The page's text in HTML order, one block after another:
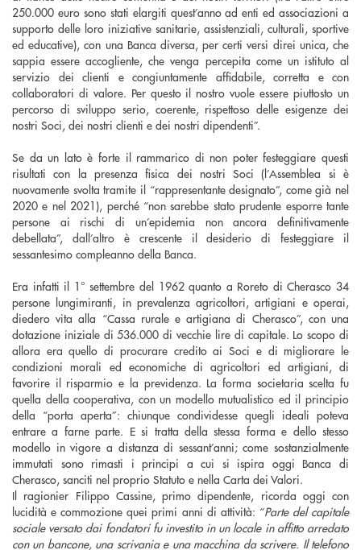
250.000 euro sono stati elargiti quest’anno ad enti ed associazioni a
supporto delle loro iniziative sanitarie, assistenziali, culturali, sportive
ed educative), con una Banca diversa, per certi versi direi unica, che
sappia essere accogliente, che venga percepita come un istituto al
servizio dei clienti e congiuntamente affidabile, corretta e con
collaboratori di valore. Per questo il nostro vuole essere piuttosto un
percorso di sviluppo serio, coerente, rispettoso delle esigenze dei
nostri Soci, dei nostri clienti e dei nostri dipendenti”.
Se da un lato è forte il rammarico di non poter festeggiare questi
risultati con la presenza fisica dei nostri Soci (l’Assemblea si è
nuovamente svolta tramite il “rappresentante designato”, come già nel
2020 e nel 2021), perché “non sarebbe stato prudente esporre tante
persone ai rischi di un’epidemia non ancora definitivamente
debellata”, dall’altro è crescente il desiderio di festeggiare il
sessantesimo compleanno della Banca.
Era infatti il 1° settembre del 1962 quanto a Roreto di Cherasco 34
persone lungimiranti, in prevalenza agricoltori, artigiani e operai,
diedero vita alla “Cassa rurale e artigiana di Cherasco”, con una
dotazione iniziale di 536.000 di vecchie lire di capitale. Lo scopo di
allora era quello di procurare credito ai Soci e di migliorare le
condizioni morali ed economiche di agricoltori ed artigiani, di
favorire il risparmio e la previdenza. La forma societaria scelta fu
quella della cooperativa, con un modello mutualistico ed il principio
della “porta aperta”: chiunque condividesse quegli ideali poteva
entrare a farne parte. E si tratta della stessa forma e dello stesso
modello in vigore a distanza di sessant’anni; come sostanzialmente
immutati sono rimasti i principi a cui si ispira oggi Banca di
Cherasco, sanciti nel proprio Statuto e nella Carta dei Valori.
Il ragionier Filippo Cassine, primo dipendente, ricorda oggi con
lucidità e commozione quei primi anni di attività: “Parte del capitale
sociale versato dai fondatori fu investito in un locale in affitto arredato
con un bancone, una scrivania e una macchina da scrivere. Il telefono